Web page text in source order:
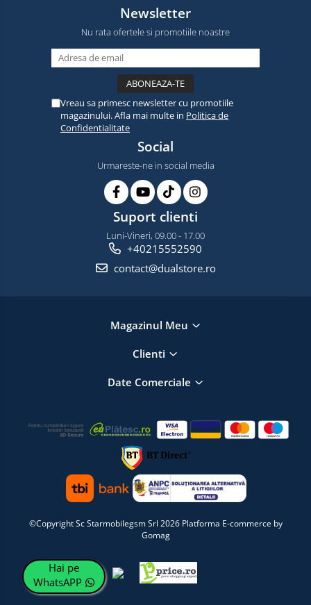
Newsletter
Nu rata ofertele si promotiile noastre
Vreau sa primesc newsletter cu promotiile
magazinului. Afla mai multe in Politica de
Confidentialitate
Social
Urmareste-ne in social media
Suport clienti
Luni-Vineri, 09.00 - 17.00
+40215552590
contact@dualstore.ro
Magazinul Meu
Clienti
Date Comerciale
©Copyright Sc Starmobilegsm Srl 2026 Platforma E-commerce by
Gomag
Hai pe
WhatsAPP